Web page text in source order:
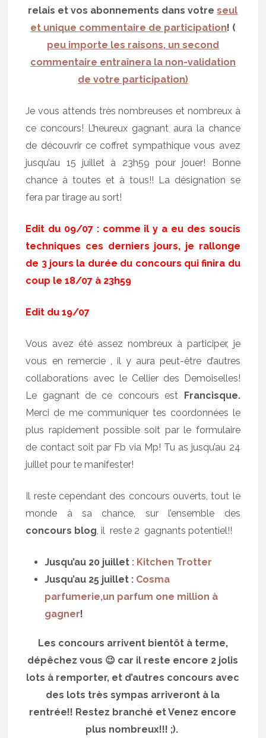
relais et vos abonnements dans votreseul
et unique commentaire de participation! (
peu importe les raisons, un second
commentaire entraînera la non-validation
de votre participation)
Je vous attends très nombreuses et nombreux à
ce concours! L’heureux gagnant aura la chance
de découvrir ce coffret sympathique vous avez
jusqu’au 15 juillet à 23h59 pour jouer! Bonne
chance à toutes et à tous!! La désignation se
fera par tirage au sort!
Edit du 09/07 : comme il y a eu des soucis
techniques ces derniers jours, je rallonge
de 3 jours la durée du concours qui finira du
coup le 18/07 à 23h59
Edit du 19/07
Vous avez été assez nombreux à participer, je
vous en remercie , il y aura peut-être d’autres
collaborations avec le Cellier des Demoiselles!
Le gagnant de ce concours est
Francisque.
Merci de me communiquer tes coordonnées le
plus rapidement possible soit par le formulaire
de contact soit par Fb via Mp! Tu as jusqu’au 24
juillet pour te manifester!
Il reste cependant des concours ouverts, tout le
monde à sa chance, sur l’ensemble des
concours blog, il reste 2 gagnants potentiel!!
Jusqu’au 20 juillet : Kitchen Trotter
Jusqu’au 25 juillet : Cosma
parfumerie,un parfum one million à
gagner!
Les concours arrivent bientôt à terme,
dépêchez vous 😉 car il reste encore 2 jolis
lots à remporter, et d’autres concours avec
des lots très sympas arriveront à la
rentrée!! Restez branché et Venez encore
plus nombreux!!! ;).